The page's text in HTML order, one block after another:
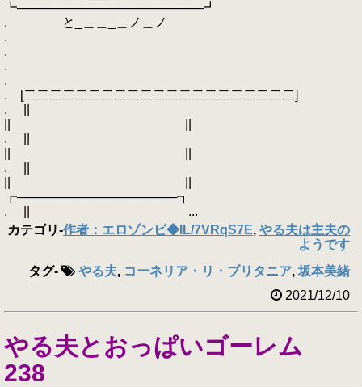
┗─────────────────────┛
. と_＿＿_＿ノ＿ノ
.
.
.
.
. [二二二二二二二二二二二二二二二二二二二二二]
. ||
. ||
. ||
┏──────────────────┓
. || ...
カテゴリ-作者：エロゾンビ◆IL/7VRqS7E, やる夫は主夫の
ようです
タグ- やる夫, コーネリア・リ・ブリタニア, 坂本美緒
2021/12/10
やる夫とおっぱいゴーレム
238